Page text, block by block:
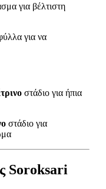
για βέλτιστη
για να
στάδιο για ήπια
στάδιο για
Soroksari